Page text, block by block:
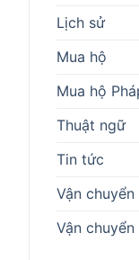
Lịch sử
Mua hộ
Mua hộ
Thuật ngữ
Tin tức
Vận
Vận